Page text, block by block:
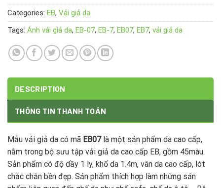
Categories: EB, Vải giả da
Tags: Ánh vải giả da, EB-07, EB-7, EB07, EB7, vải giả da
DESCRIPTION
THÔNG TIN THANH TOÁN
Mẫu vải giả da có mã EB07là một sản phẩm da cao cấp,
nằm trong bộ sưu tập vải giả da cao cấp EB, gồm 45màu.
Sản phẩm có độ dầy 1 ly, khổ da 1.4m, vân da cao cấp, lót
chắc chắn bền đẹp. Sản phẩm thích hợp làm những sản